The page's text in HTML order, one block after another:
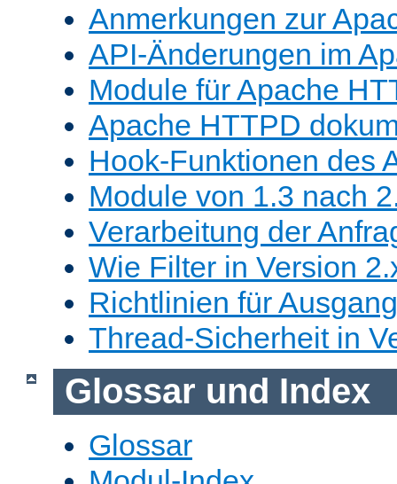
Anmerkungen zur
API-Änderungen im
Module für Apache
Apache HTTPD
Hook-Funktionen des
Module von 1.3 nach
Verarbeitung der
Wie Filter in Version
Richtlinien für
Thread-Sicherheit in
Glossar und Index
Glossar